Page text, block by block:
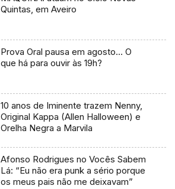
Quintas, em Aveiro
Prova Oral pausa em agosto… O
que há para ouvir às 19h?
10 anos de Iminente trazem Nenny,
Original Kappa (Allen Halloween) e
Orelha Negra a Marvila
Afonso Rodrigues no Vocês Sabem
Lá: “Eu não era punk a sério porque
os meus pais não me deixavam”